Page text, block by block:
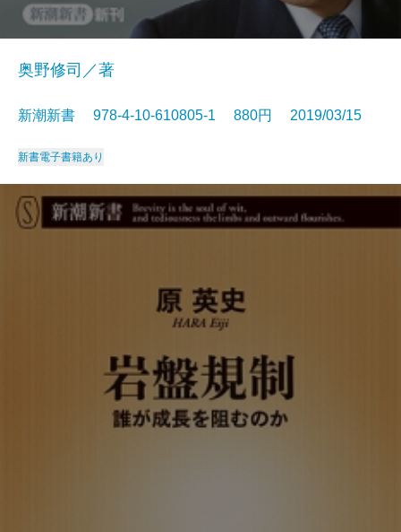
奥野修司／著
新潮新書 978-4-10-610805-1 880円 2019/03/15
新書電子書籍あり